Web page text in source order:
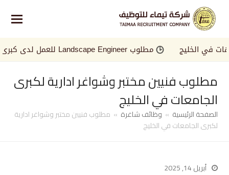
الخليج مطلوب Landscape Engineer للعمل لدى كبرى الجهات في الخليج
مطلوب فنيين مختبر وشواغر ادارية لكبرى
الجامعات في الخليج
الصفحة الرئيسية » وظائف شاغرة » مطلوب فنيين مختبر وشواغر ادارية
لكبرى الجامعات في الخليج
أبريل 14, 2025